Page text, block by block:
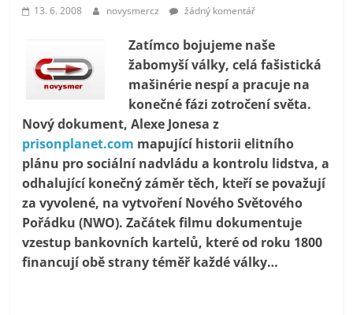
prospívá?
13. 6. 2008 novysmercz žádný komentář
Zatímco bojujeme naše
žabomyší války, celá fašistická
mašinérie nespí a pracuje na
konečné fázi zotročení světa.
Nový dokument, Alexe Jonesa z
prisonplanet.com mapující historii elitního
plánu pro sociální nadvládu a kontrolu lidstva, a
odhalující konečný záměr těch, kteří se považují
za vyvolené, na vytvoření Nového Světového
Pořádku (NWO). Začátek filmu dokumentuje
vzestup bankovních kartelů, které od roku 1800
financují obě strany téměř každé války…